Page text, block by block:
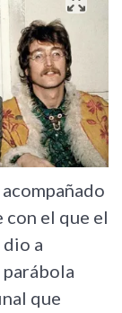
el que el
a
que